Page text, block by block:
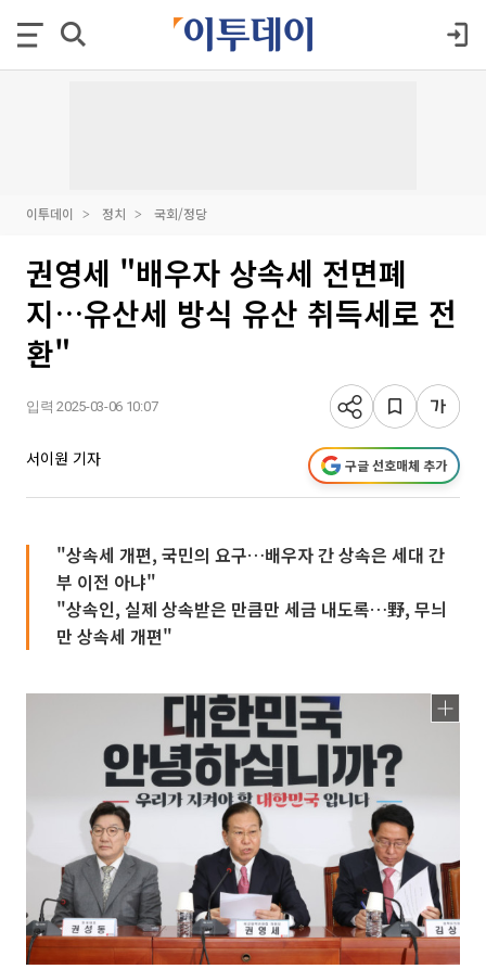
이투데이 정치 국회/정당
권영세 "배우자 상속세 전면폐
지…유산세 방식 유산 취득세로 전
환"
입력 2025-03-06 10:07
서이원 기자 구글 선호매체 추가
"상속세 개편, 국민의 요구…배우자 간 상속은 세대 간
부 이전 아냐"
"상속인, 실제 상속받은 만큼만 세금 내도록…野, 무늬
만 상속세 개편"